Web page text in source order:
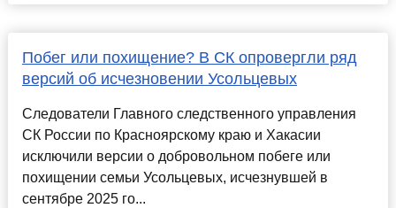
Побег или похищение? В СК опровергли ряд
версий об исчезновении Усольцевых
Следователи Главного следственного управления
СК России по Красноярскому краю и Хакасии
исключили версии о добровольном побеге или
похищении семьи Усольцевых, исчезнувшей в
сентябре 2025 го...